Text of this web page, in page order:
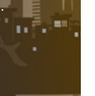
celebrar